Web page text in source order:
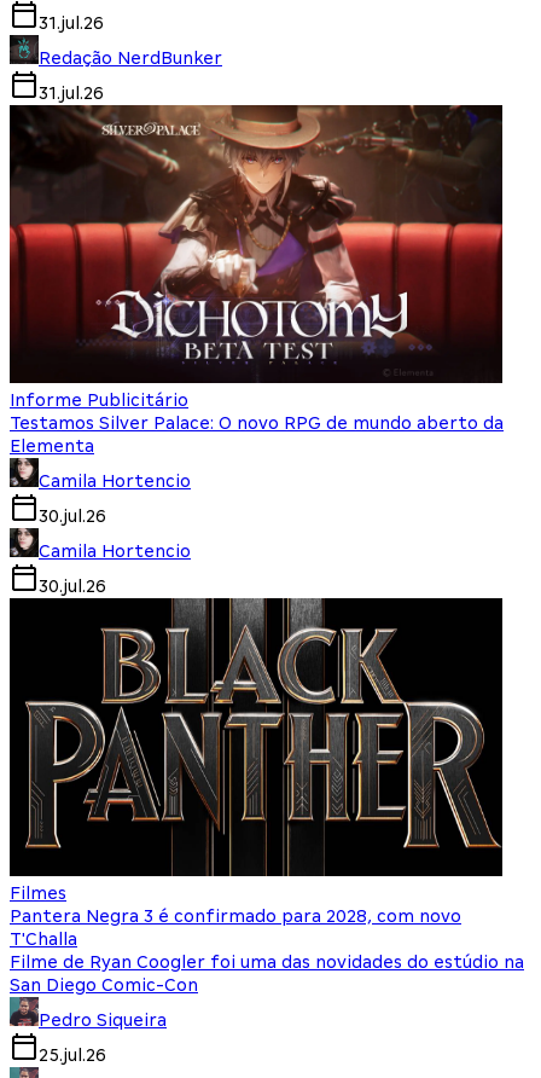
31.jul.26
Redação NerdBunker
31.jul.26
Informe Publicitário
Testamos Silver Palace: O novo RPG de mundo aberto da
Elementa
Camila Hortencio
30.jul.26
Camila Hortencio
30.jul.26
Filmes
Pantera Negra 3 é confirmado para 2028, com novo
T'Challa
Filme de Ryan Coogler foi uma das novidades do estúdio na
San Diego Comic-Con
Pedro Siqueira
25.jul.26